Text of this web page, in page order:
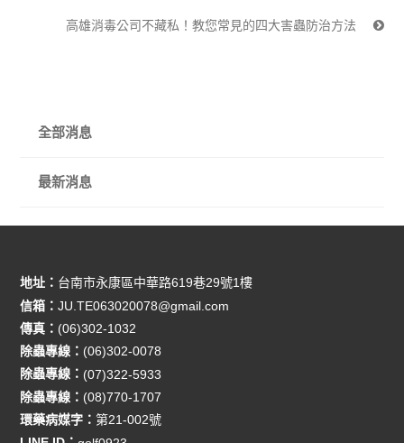
高雄消毒公司不藏私！教您常見的四大害蟲防治方法
全部消息
最新消息
地址： 台南市永康區中華路619巷29號1樓
信箱：JU.TE063020078@gmail.com
傳真： (06)302-1032
除蟲專線： (06)302-0078
除蟲專線： (07)322-5933
除蟲專線： (08)770-1707
環藥病媒字： 第21-002號